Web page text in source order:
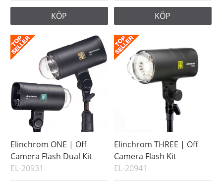
KÖP KÖP
Elinchrom ONE | Off
Camera Flash Dual Kit
EL-20931
Elinchrom THREE | Off
Camera Flash Kit
EL-20941